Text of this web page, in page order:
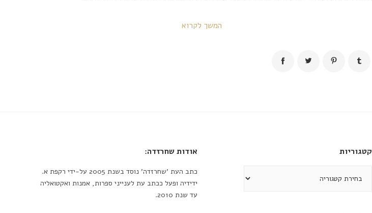
המשך לקרוא
קטגוריות אודות שחרזדה:
כתב העת 'שחרזדה' נוסד בשנת 2005 על-ידי רקפת א.
ידידיה ופעל ככתב עת לענייני ספרות, אמנות ואקטואליה
עד שנת 2010.